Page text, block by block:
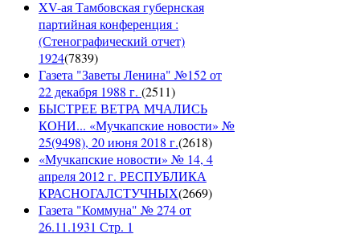
XV-ая Тамбовская губернская
партийная конференция :
(Стенографический отчет)
1924(7839)
Газета "Заветы Ленина" №152 от
22 декабря 1988 г. (2511)
БЫСТРЕЕ ВЕТРА МЧАЛИСЬ
КОНИ... «Мучкапские новости» №
25(9498), 20 июня 2018 г.(2618)
«Мучкапские новости» № 14, 4
апреля 2012 г. РЕСПУБЛИКА
КРАСНОГАЛСТУЧНЫХ(2669)
Газета "Коммуна" № 274 от
26.11.1931 Стр. 1